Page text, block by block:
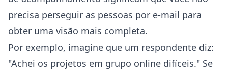
precisa perseguir as pessoas por e-mail para
obter uma visão mais completa.
Por exemplo, imagine que um respondente diz:
"Achei os projetos em grupo online difíceis." Se